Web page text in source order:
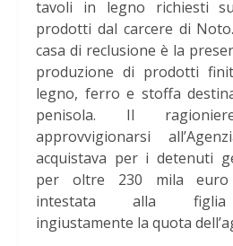
tavoli in legno richiesti
prodotti dal carcere di
casa di reclusione è la
produzione di prodotti
legno, ferro e stoffa
penisola. Il
approvvigionarsi
acquistava per i detenuti
per oltre 230 mila euro
intestata alla figlia
ingiustamente la quota